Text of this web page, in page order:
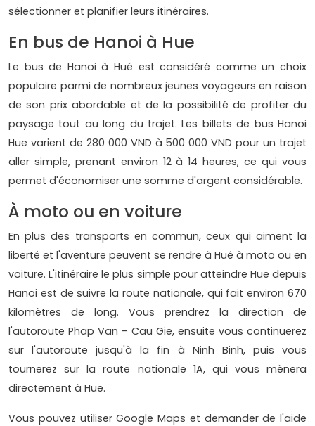
sélectionner et planifier leurs itinéraires.
En bus de Hanoi à Hue
Le bus de Hanoi à Hué est considéré comme un choix
populaire parmi de nombreux jeunes voyageurs en raison
de son prix abordable et de la possibilité de profiter du
paysage tout au long du trajet. Les billets de bus Hanoi
Hue varient de 280 000 VND à 500 000 VND pour un trajet
aller simple, prenant environ 12 à 14 heures, ce qui vous
permet d'économiser une somme d'argent considérable.
À moto ou en voiture
En plus des transports en commun, ceux qui aiment la
liberté et l'aventure peuvent se rendre à Hué à moto ou en
voiture. L'itinéraire le plus simple pour atteindre Hue depuis
Hanoi est de suivre la route nationale, qui fait environ 670
kilomètres de long. Vous prendrez la direction de
l'autoroute Phap Van - Cau Gie, ensuite vous continuerez
sur l'autoroute jusqu'à la fin à Ninh Binh, puis vous
tournerez sur la route nationale 1A, qui vous mènera
directement à Hue.
Vous pouvez utiliser Google Maps et demander de l'aide